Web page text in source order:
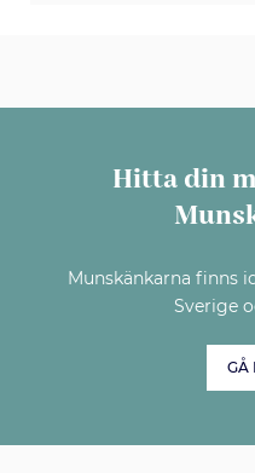
Hitta din
Munskänkarna finns
Sverige
GÅ